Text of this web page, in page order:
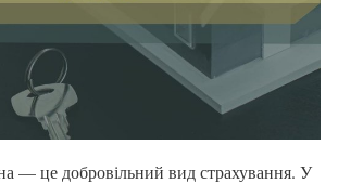
— це добровільний вид страхування. У